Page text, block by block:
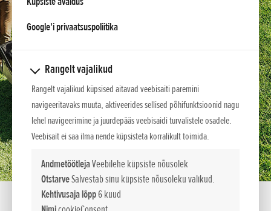
Google'i privaatsuspoliitikaopens in a new tab
Rangelt vajalikud
Rangelt vajalikud küpsised aitavad veebisaiti paremini
navigeeritavaks muuta, aktiveerides sellised põhifunktsioonid nagu
lehel navigeerimine ja juurdepääs veebisaidi turvalistele osadele.
Veebisait ei saa ilma nende küpsisteta korralikult toimida.
AndmetöötlejaVeebilehe küpsiste nõusolek
OtstarveSalvestab sinu küpsiste nõusoleku valikud.
Kehtivusaja lõpp6 kuud